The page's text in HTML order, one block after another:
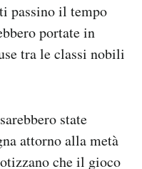
passino il tempo
portate in
tra le classi nobili
state
attorno alla metà
che il gioco